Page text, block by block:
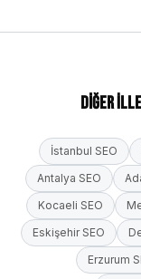
Diğer
İstanbul SEO
Antalya SEO
Kocaeli SEO
EskişehirSEO
Erzurum